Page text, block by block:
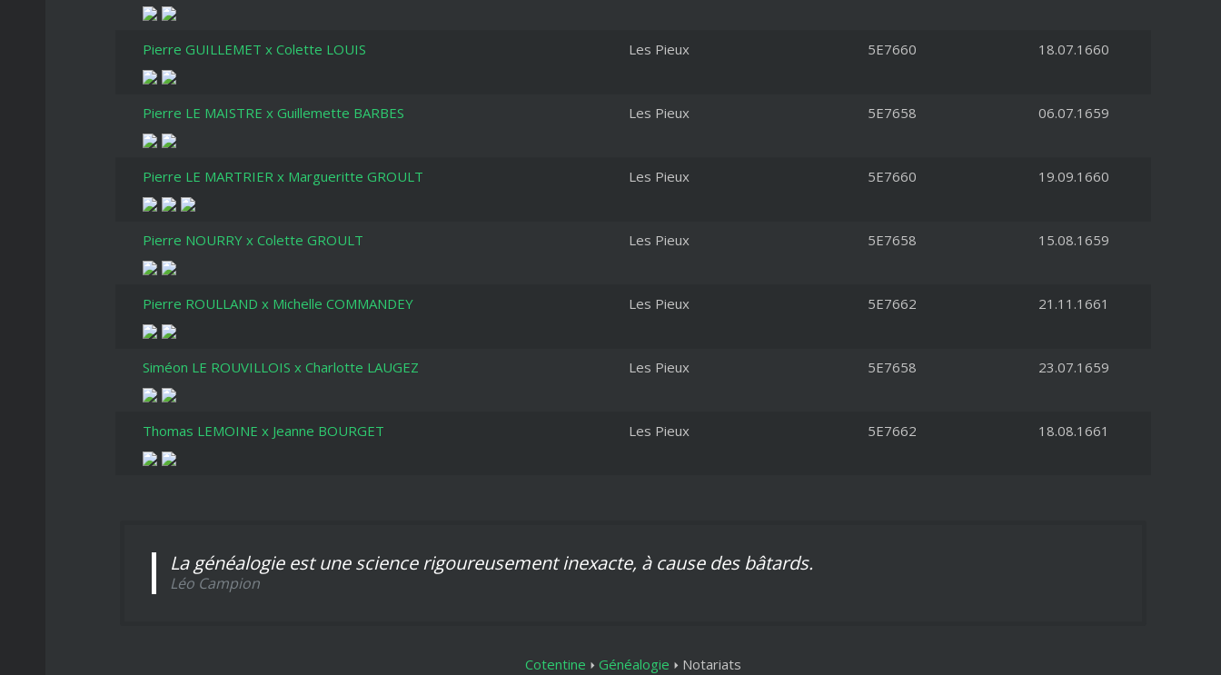
Pierre GUILLEMET x Colette LOUIS Les Pieux 5E7660 18.07.1660
Pierre LE MAISTRE x Guillemette BARBES Les Pieux 5E7658 06.07.1659
Pierre LE MARTRIER x Margueritte GROULT Les Pieux 5E7660 19.09.1660
Pierre NOURRY x Colette GROULT Les Pieux 5E7658 15.08.1659
Pierre ROULLAND x Michelle COMMANDEY Les Pieux 5E7662 21.11.1661
Siméon LE ROUVILLOIS x Charlotte LAUGEZ Les Pieux 5E7658 23.07.1659
Thomas LEMOINE x Jeanne BOURGET Les Pieux 5E7662 18.08.1661
La généalogie est une science rigoureusement inexacte, à cause des bâtards.
Léo Campion
Cotentine Généalogie Notariats